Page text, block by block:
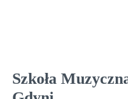
Szkoła